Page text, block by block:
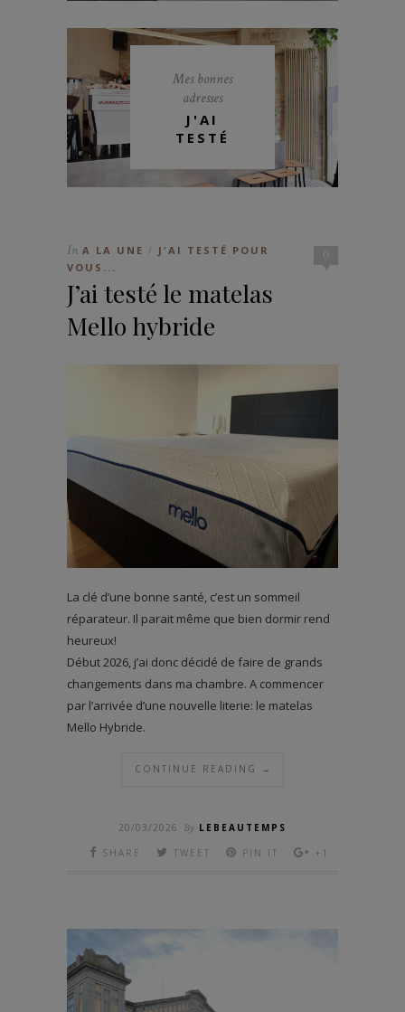
Mes bonnes
adresses
J'AI
TESTÉ
0
In A LA UNE /
J'AI TESTÉ POUR
VOUS...
J’ai testé le matelas
Mello hybride
La clé d’une bonne santé, c’est un sommeil
réparateur. Il parait même que bien dormir rend
heureux!
Début 2026, j’ai donc décidé de faire de grands
changements dans ma chambre. A commencer
par l’arrivée d’une nouvelle literie: le matelas
Mello Hybride.
CONTINUE READING →
20/03/2026 By LEBEAUTEMPS
SHARE
TWEET PIN IT +1